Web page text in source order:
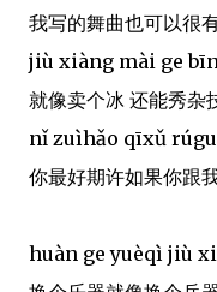
我写的舞曲也可以很
jiù xiàng mài ge
就像卖个冰 还能秀杂
nǐ zuìhǎo qīxǔ
你最好期许如果你跟
huàn ge yuèqì jiù